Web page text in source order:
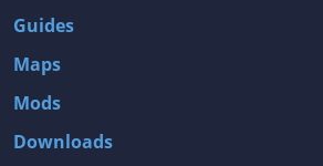
Guides
Maps
Mods
Downloads